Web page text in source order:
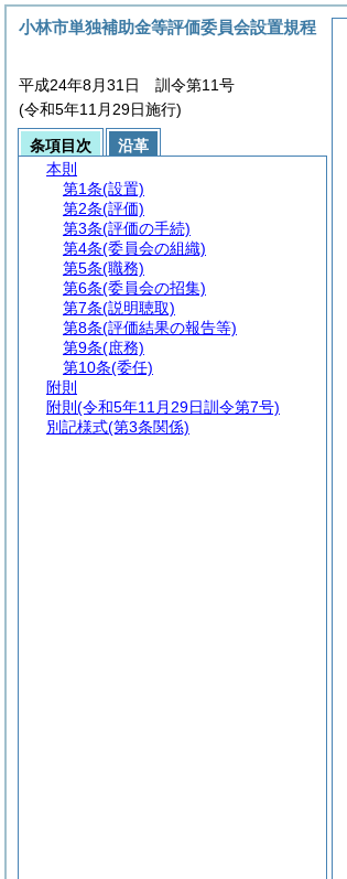
小林市単独補助金等評価委員会設置規程
平成24年8月31日 訓令第11号
(令和5年11月29日施行)
条項目次
沿革
本則
第1条(設置)
第2条(評価)
第3条(評価の手続)
第4条(委員会の組織)
第5条(職務)
第6条(委員会の招集)
第7条(説明聴取)
第8条(評価結果の報告等)
第9条(庶務)
第10条(委任)
附則
附則 (令和5年11月29日訓令第7号)
別記様式(第3条関係)